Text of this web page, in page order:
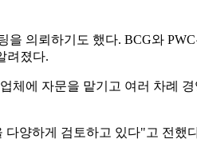
의뢰하기도 했다. BCG와
려졌다.
에 자문을 맡기고 여러 차례
양하게 검토하고 있다"고 전했